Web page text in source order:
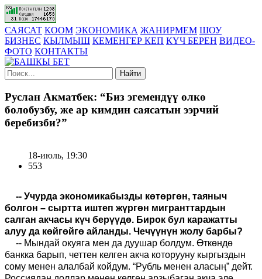
САЯСАТ КООМ ЭКОНОМИКА ЖАНИРМЕМ ШОУ
БИЗНЕС КЫЛМЫШ КЕМЕНГЕР КЕП КҮЧ БЕРЕН ВИДЕО-
ФОТО КОНТАКТЫ
Найти
Руслан Акматбек: “Биз эгемендүү өлкө
болобузбу, же ар кимдин саясатын ээрчий
беребизби?”
18-июль, 19:30
553
-- Учурда экономикабызды көтөргөн, таяныч
болгон – сыртта иштеп жүргөн мигранттардын
салган акчасы күч берүүдө. Бирок бул каражатты
алуу да көйгөйгө айланды. Чечүүнүн жолу барбы?
-- Мындай окуяга мен да дуушар болдум. Өткөндө
банкка барып, четтен келген акча которууну кыргыздын
сому менен алалбай койдум. “Рубль менен аласың” дейт.